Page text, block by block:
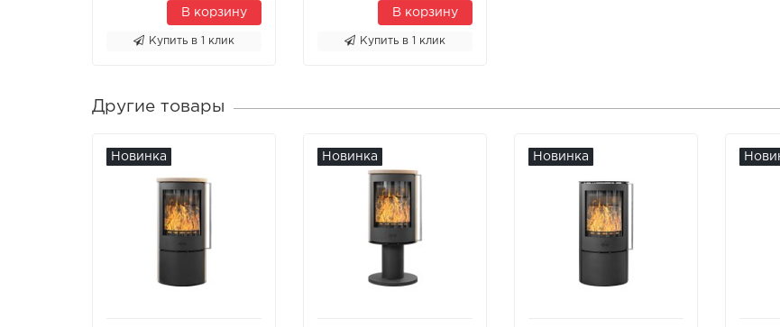
В корзину
Купить в 1 клик
В корзину
Купить в 1 клик
Другие товары
Новинка Новинка Новинка